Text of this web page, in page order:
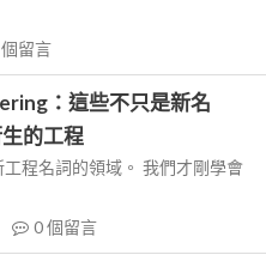
個留言
：這些不只是新名
的工程
程名詞的領域。 我們才剛學會
0個留言